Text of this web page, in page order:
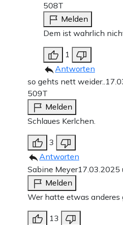
508T
Melden
Dem ist wahrlich
1
Antworten
so gehts nett weider..
509T
Melden
Schlaues Kerlchen.
3
Antworten
Sabine Meyer17.03.2025
Melden
Wer hatte etwas anderes
13